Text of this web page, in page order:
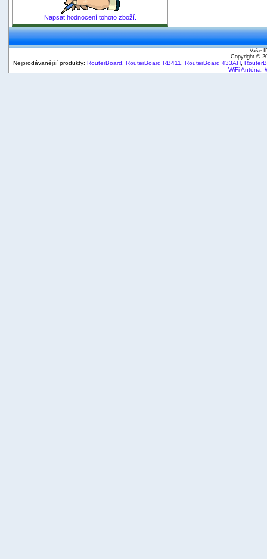
Napsat hodnocení tohoto zboží.
Vaše
Copyright ©
Nejprodávanější produkty: RouterBoard RouterBoard RB411 RouterBoard 433AH
WiFi Anténa